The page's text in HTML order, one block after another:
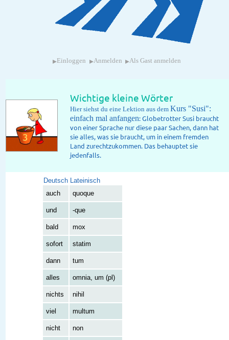
▸ Einloggen ▸Anmelden ▸Als Gast anmelden
Wichtige kleine Wörter
Hier siehst du eine Lektion aus dem Kurs "Susi":
einfach mal anfangen: Globetrotter Susi braucht
von einer Sprache nur diese paar Sachen, dann hat
sie alles, was sie braucht, um in einem fremden
Land zurechtzukommen. Das behauptet sie
jedenfalls.
Deutsch Lateinisch
auch
quoque
und -que
bald mox
sofort statim
dann tum
alles omnia, um (pl)
nichts nihil
viel multum
nicht non